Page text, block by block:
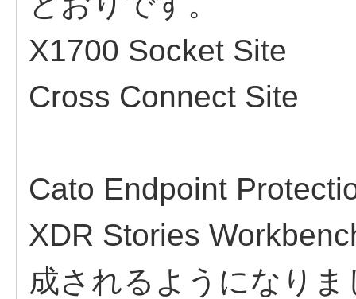
X1700 Socket Site
Cross Connect Site
Cato Endpoint
XDR Stories
成されるようになりま